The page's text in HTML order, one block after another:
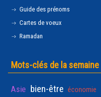
Guide des prénoms
Cartes de voeux
Ramadan
Mots-clés de la semaine
Asie bien-être économie